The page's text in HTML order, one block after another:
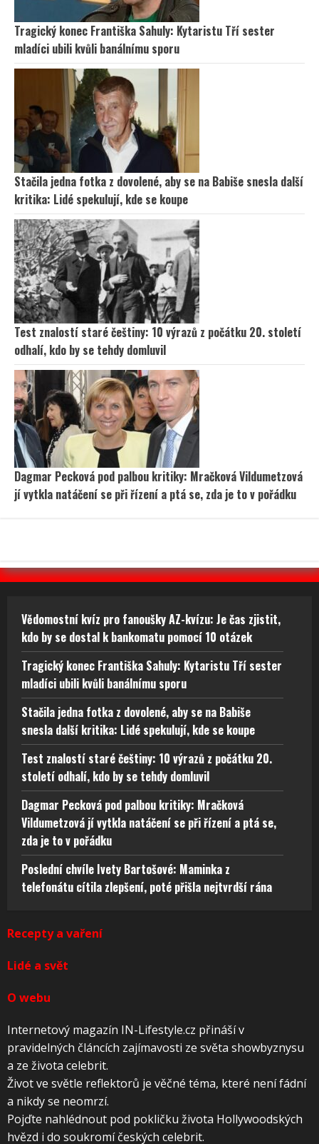
Tragický konec Františka Sahuly: Kytaristu Tří sester
mladíci ubili kvůli banálnímu sporu
Stačila jedna fotka z dovolené, aby se na Babiše snesla další
kritika: Lidé spekulují, kde se koupe
Test znalostí staré češtiny: 10 výrazů z počátku 20. století
odhalí, kdo by se tehdy domluvil
Dagmar Pecková pod palbou kritiky: Mračková Vildumetzová
jí vytkla natáčení se při řízení a ptá se, zda je to v pořádku
Vědomostní kvíz pro fanoušky AZ-kvízu: Je čas zjistit,
kdo by se dostal k bankomatu pomocí 10 otázek
Tragický konec Františka Sahuly: Kytaristu Tří sester
mladíci ubili kvůli banálnímu sporu
Stačila jedna fotka z dovolené, aby se na Babiše
snesla další kritika: Lidé spekulují, kde se koupe
Test znalostí staré češtiny: 10 výrazů z počátku 20.
století odhalí, kdo by se tehdy domluvil
Dagmar Pecková pod palbou kritiky: Mračková
Vildumetzová jí vytkla natáčení se při řízení a ptá se,
zda je to v pořádku
Poslední chvíle Ivety Bartošové: Maminka z
telefonátu cítila zlepšení, poté přišla nejtvrdší rána
Recepty a vaření
Lidé a svět
O webu
Internetový magazín IN-Lifestyle.cz přináší v
pravidelných článcích zajímavosti ze světa showbyznysu
a ze života celebrit.
Život ve světle reflektorů je věčné téma, které není fádní
a nikdy se neomrzí.
Pojďte nahlédnout pod pokličku života Hollywoodských
hvězd i do soukromí českých celebrit.